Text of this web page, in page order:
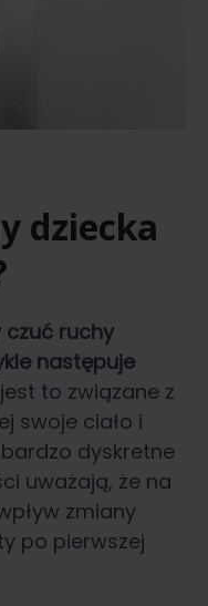
dziecka
ruchy
następuje
to związane z
swoje ciało i
dyskretne
uważają, że na
zmiany
po pierwszej